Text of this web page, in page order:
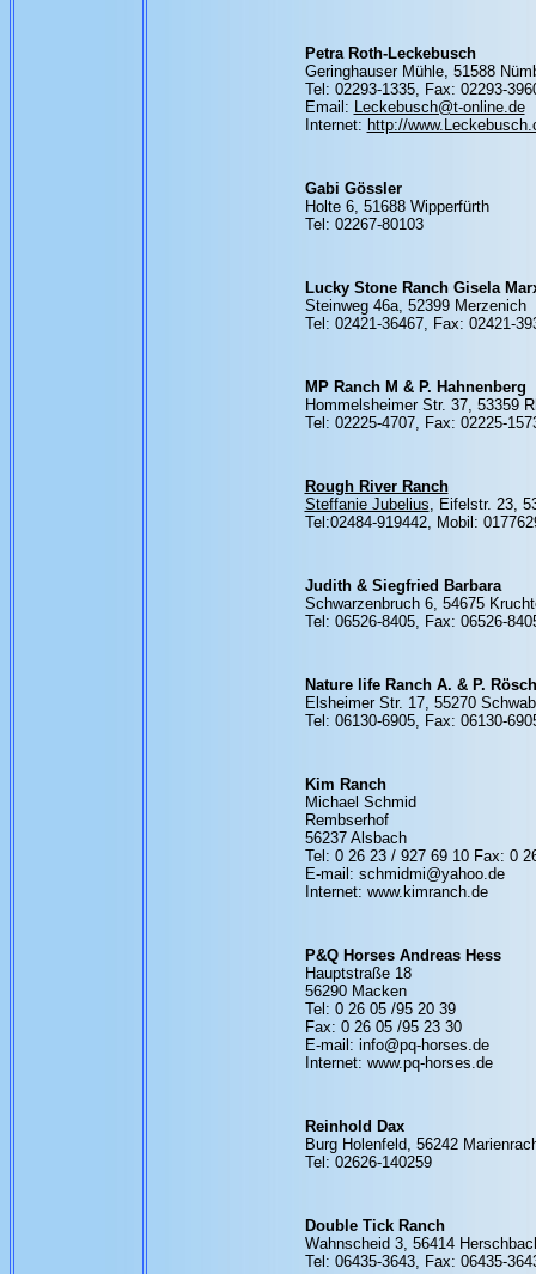
Petra Roth-Leckebusch
Geringhauser Mühle, 51588
Tel: 02293-1335, Fax: 02293-
Email: Leckebusch@t-online.de
Internet: http://
Gabi Gössler
Holte 6, 51688 Wipperfürth
Tel: 02267-80103
Lucky Stone Ranch Gisela
Steinweg 46a, 52399 Merzenich
Tel: 02421-36467, Fax: 02421-
MP Ranch M & P. Hahnenberg
Hommelsheimer Str. 37, 53359
Tel: 02225-4707, Fax: 02225-
Rough River Ranch
Steffanie Jubelius, Eifelstr. 23,
Tel:02484-919442, Mobil:
Judith & Siegfried Barbara
Schwarzenbruch 6, 54675
Tel: 06526-8405, Fax: 06526-
Nature life Ranch A. & P. Rösch
Elsheimer Str. 17, 55270
Tel: 06130-6905, Fax: 06130-
Kim Ranch
Michael Schmid
Rembserhof
56237 Alsbach
Tel: 0 26 23 / 927 69 10 Fax: 0
E-mail: schmidmi@yahoo.de
Internet: www.kimranch.de
P&Q Horses Andreas Hess
Hauptstraße 18
56290 Macken
Tel: 0 26 05 /95 20 39
Fax: 0 26 05 /95 23 30
E-mail: info@pq-horses.de
Internet: www.pq-horses.de
Reinhold Dax
Burg Holenfeld, 56242
Tel: 02626-140259
Double Tick Ranch
Wahnscheid 3, 56414
Tel: 06435-3643, Fax: 06435-